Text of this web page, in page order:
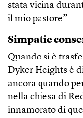
stata vicina
il mio pastore”.
Simpatie
Quando si è
Dyker Heights è
ancora quando
nella chiesa di
innamorato di